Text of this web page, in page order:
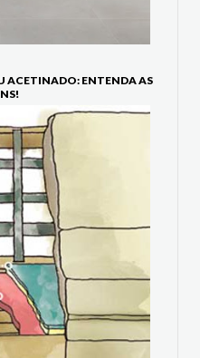
ACETINADO: ENTENDA AS